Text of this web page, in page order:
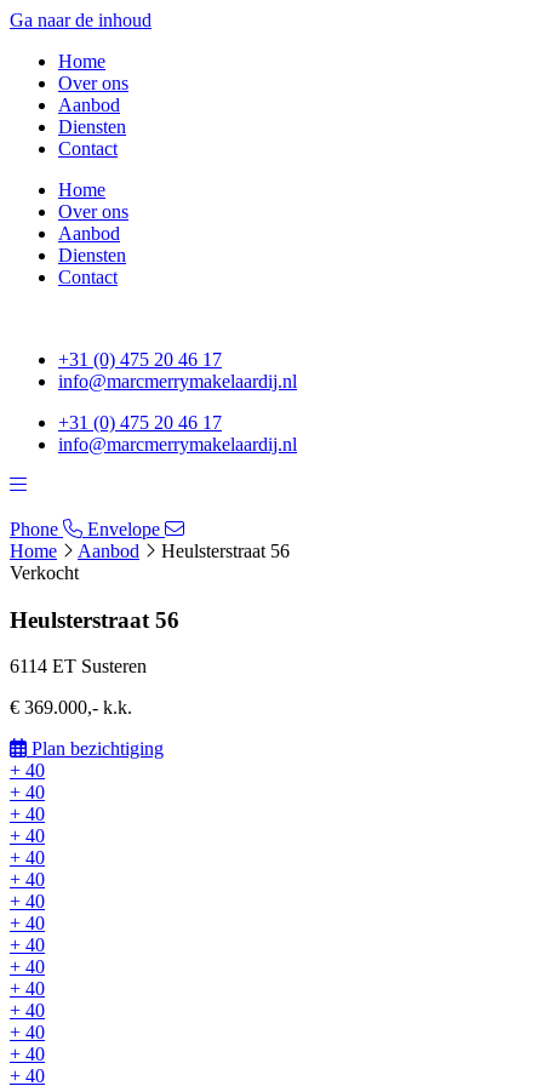
Ga naar de inhoud
Home
Over ons
Aanbod
Diensten
Contact
Home
Over ons
Aanbod
Diensten
Contact
+31 (0) 475 20 46 17
info@marcmerrymakelaardij.nl
+31 (0) 475 20 46 17
info@marcmerrymakelaardij.nl
Phone
Envelope
Home
Aanbod
Heulsterstraat 56
Verkocht
Heulsterstraat 56
6114 ET Susteren
€ 369.000,- k.k.
Plan bezichtiging
+ 40
+ 40
+ 40
+ 40
+ 40
+ 40
+ 40
+ 40
+ 40
+ 40
+ 40
+ 40
+ 40
+ 40
+ 40